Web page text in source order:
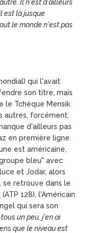
Il n'est d'ailleurs
est là jusque
le monde n'est pas
qui l'avait
son titre, mais
le Tchèque Mensik
autres, forcément.
d'ailleurs pas
en première ligne.
est américaine,
bleu" avec
et Jodar, alors
se retrouve dans le
128), l'Américain
qui sera son
un peu, j'en ai
que le niveau est